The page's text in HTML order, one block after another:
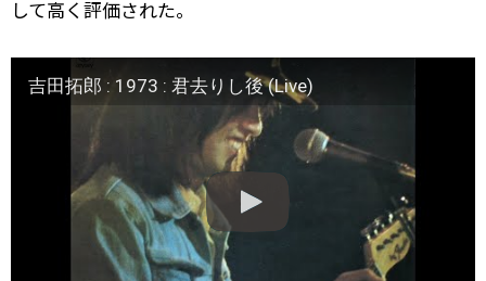
して高く評価された。
吉田拓郎 : 1973 : 君去りし後 (Live)